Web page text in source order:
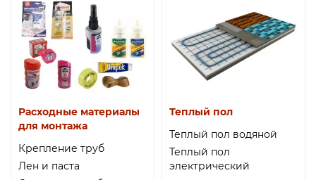
Расходные материалы
для монтажа
Крепление труб
Лен и паста
Теплый пол
Теплый пол водяной
Теплый пол
электрический